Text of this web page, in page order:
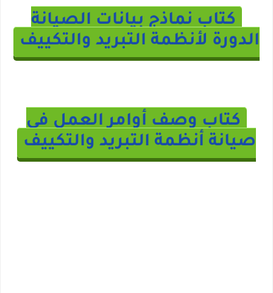
كتاب نماذج بيانات الصيانة
الدورة لأنظمة التبريد والتكييف
كتاب وصف أوامر العمل في
صيانة أنظمة التبريد والتكييف